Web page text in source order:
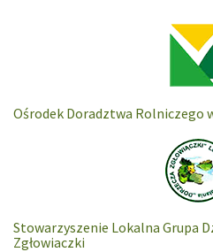
Ośrodek Doradztwa Rolniczego
Stowarzyszenie Lokalna Grupa
Zgłowiaczki